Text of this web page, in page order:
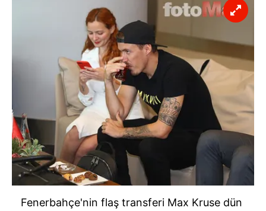
Fenerbahçe'nin flaş transferi Max Kruse dün